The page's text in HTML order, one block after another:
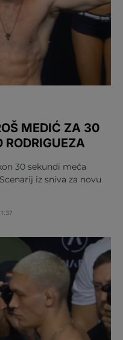
MEDIĆ ZA 30
RODRIGUEZA
30 sekundi meča
iz sniva za novu